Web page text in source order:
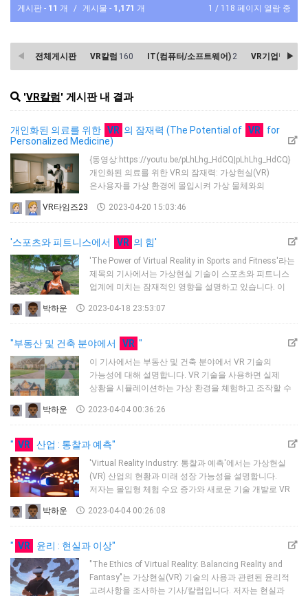
게시판 - 11 개 / 게시물 - 1,171 개 1 / 118 페이지 열람 중
전체게시판 VR칼럼 160 IT(컴퓨터/소프트웨어) 2 VR기업탐방
'VR칼럼' 게시판 내 결과
개인화된 의료를 위한 VR 의 잠재력 (The Potential of VR
for
Personalized Medicine)
{동영상:https://youtu.be/pLhLhg_HdCQ|pLhLhg_HdCQ}
개인화된 의료를 위한 VR의 잠재력: 가상현실(VR)
은사용자를 가상 환경에 몰입시켜 가상 물체와의
동안 VR은 의료,특히 개인화된 의료 분야에서 잠재적인
응용을 위해탐구되었습니다. 의료 전문가는 VR 기술을
활용하여 고유한 의료정보와 필요에 따라 개별 환자에
맞게 치료를 조정할 수 있습니다. 개인화된의학에서
VR의 잠재적인 응용 중 하나는 정신 건강 분야입니다.
VR은 불안, 공포증및 기타 …
VR타임즈23 2023-04-20 15:03:46
'스포츠와 피트니스에서 VR 의 힘'
'The Power of Virtual Reality in Sports and Fitness'라는
제목의 기사에서는 가상현실 기술이 스포츠와 피트니스
업계에 미치는 잠재적인 영향을 설명하고 있습니다. 이
강화하고 신체적 및 정신적 피트니스를 개선하며 팬과
시청자에게 보다 몰입감 있는 체험을 제공하는지
설명합니다.기사에서는 스포츠나 피트니스에 가상현실
기술을 사용하는 것의 몇 가지 이점을 강조하고 있습니다.
예를 들어, 선수가 안전하고 제어된 환경을 제공하여
스킬을 연습하고 사용자가 복잡한…
박하운 2023-04-18 23:53:07
"부동산 및 건축 분야에서 VR "
이 기사에서는 부동산 및 건축 분야에서 VR 기술의
가능성에 대해 설명합니다. VR 기술을 사용하면 실제
상황을 시뮬레이션하는 가상 환경을 체험하고 조작할 수
부동산 투어를 만들 수 있어 잠재적 구매자가 세계
어디서나 사실상 부동산을 방문할 수 있습니다. 이 기술을
통해 여러 물건을 물리적으로 방문할 필요가 없어지기
수 있습니다. 또한 VR을 사용하여 아직 건설 중인
부동산의 가능성을 보여줄 수 있으며 완제품이 어떻게
보일지에 …
박하운 2023-04-04 00:36:26
" VR 산업 : 통찰과 예측"
'Virtual Reality Industry: 통찰과 예측'에서는 가상현실
(VR) 산업의 현황과 미래 성장 가능성을 설명합니다.
저자는 몰입형 체험 수요 증가와 새로운 기술 개발로 VR
강조합니다.이 기사에서는 VR 업계와 그 하드웨어,
소프트웨어, 콘텐츠를 포함한 다양한 컴포넌트의 개요를
설명합니다. 저자는 헤드 마운트 디스플레이, 컨트롤러,
창출하는 데 어떻게 사용되는지 설명합니다.다음으로 VR
업계의 성장률, 시장 규모…
박하운 2023-04-04 00:26:08
" VR 윤리 : 현실과 이상"
"The Ethics of Virtual Reality: Balancing Reality and
Fantasy"는 가상현실(VR) 기술의 사용과 관련된 윤리적
고려사항을 조사하는 기사/칼럼입니다. 저자는 현실과